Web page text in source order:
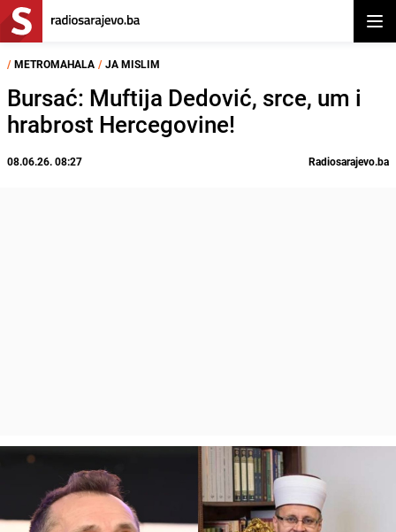
/ METROMAHALA / JA MISLIM
Bursać: Muftija Dedović, srce, um i
hrabrost Hercegovine!
08.06.26. 08:27 Radiosarajevo.ba